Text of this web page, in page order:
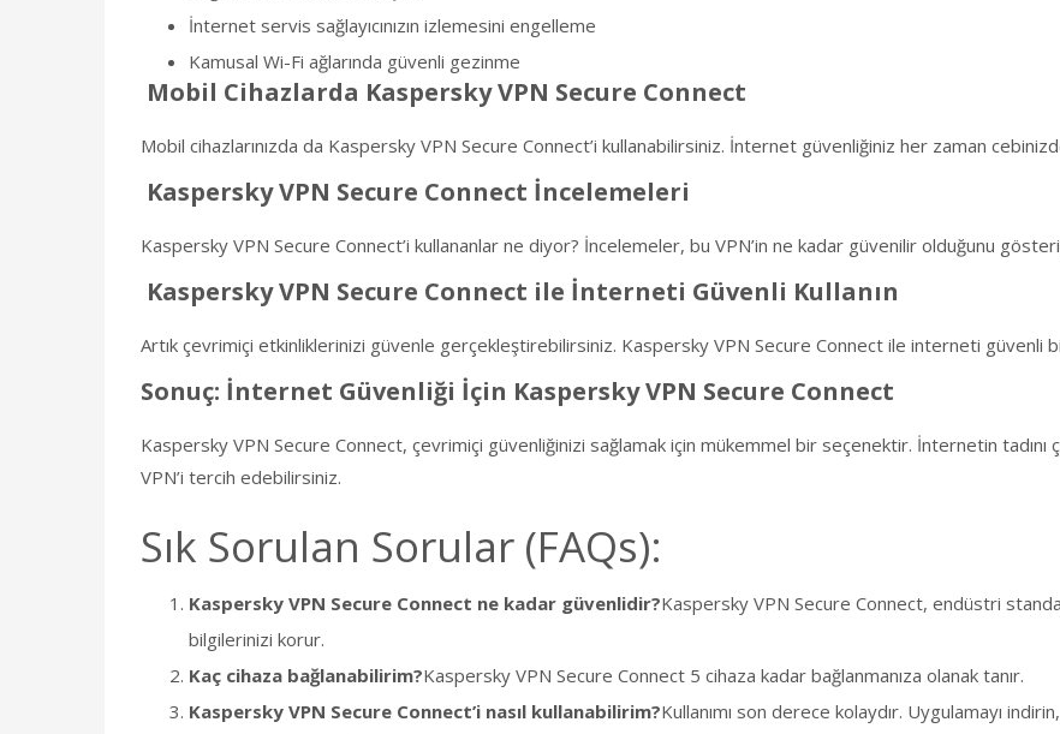
İnternet servis sağlayıcınızın izlemesini engelleme
Kamusal Wi-Fi ağlarında güvenli gezinme
Mobil Cihazlarda Kaspersky VPN Secure Connect
Mobil cihazlarınızda da Kaspersky VPN Secure Connect’i kullanabilirsiniz. İnternet güvenliğiniz her zaman
Kaspersky VPN Secure Connect İncelemeleri
Kaspersky VPN Secure Connect’i kullananlar ne diyor? İncelemeler, bu VPN’in ne kadar güvenilir olduğunu
Kaspersky VPN Secure Connect ile İnterneti Güvenli Kullanın
Artık çevrimiçi etkinliklerinizi güvenle gerçekleştirebilirsiniz. Kaspersky VPN Secure Connect ile interneti güvenli
Sonuç: İnternet Güvenliği İçin Kaspersky VPN Secure Connect
Kaspersky VPN Secure Connect, çevrimiçi güvenliğinizi sağlamak için mükemmel bir seçenektir. İnternetin tadını
VPN’i tercih edebilirsiniz.
Sık Sorulan Sorular (FAQs):
Kaspersky VPN Secure Connect ne kadar güvenlidir?Kaspersky VPN Secure Connect, endüstri
bilgilerinizi korur.
Kaç cihaza bağlanabilirim?Kaspersky VPN Secure Connect 5 cihaza kadar bağlanmanıza olanak tanır.
Kaspersky VPN Secure Connect’i nasıl kullanabilirim?Kullanımı son derece kolaydır. Uygulamayı